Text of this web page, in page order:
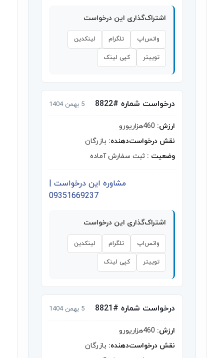
اشتراک‌گذاری این درخواست
واتس‌اپ تلگرام لینکدین
توییتر کپی لینک
درخواست شماره #8822 5 بهمن 1404
ارزش:
نقش درخواست‌دهنده: بازرگان
وضعیت : ثبت سفارش آماده
مشاوره این درخواست |
09351669237
اشتراک‌گذاری این درخواست
واتس‌اپ تلگرام لینکدین
توییتر کپی لینک
درخواست شماره #8821 5 بهمن 1404
ارزش:
نقش درخواست‌دهنده: بازرگان